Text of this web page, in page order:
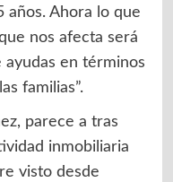
años. Ahora lo que
nos afecta será
en términos
familias”.
parece a tras
inmobiliaria
visto desde